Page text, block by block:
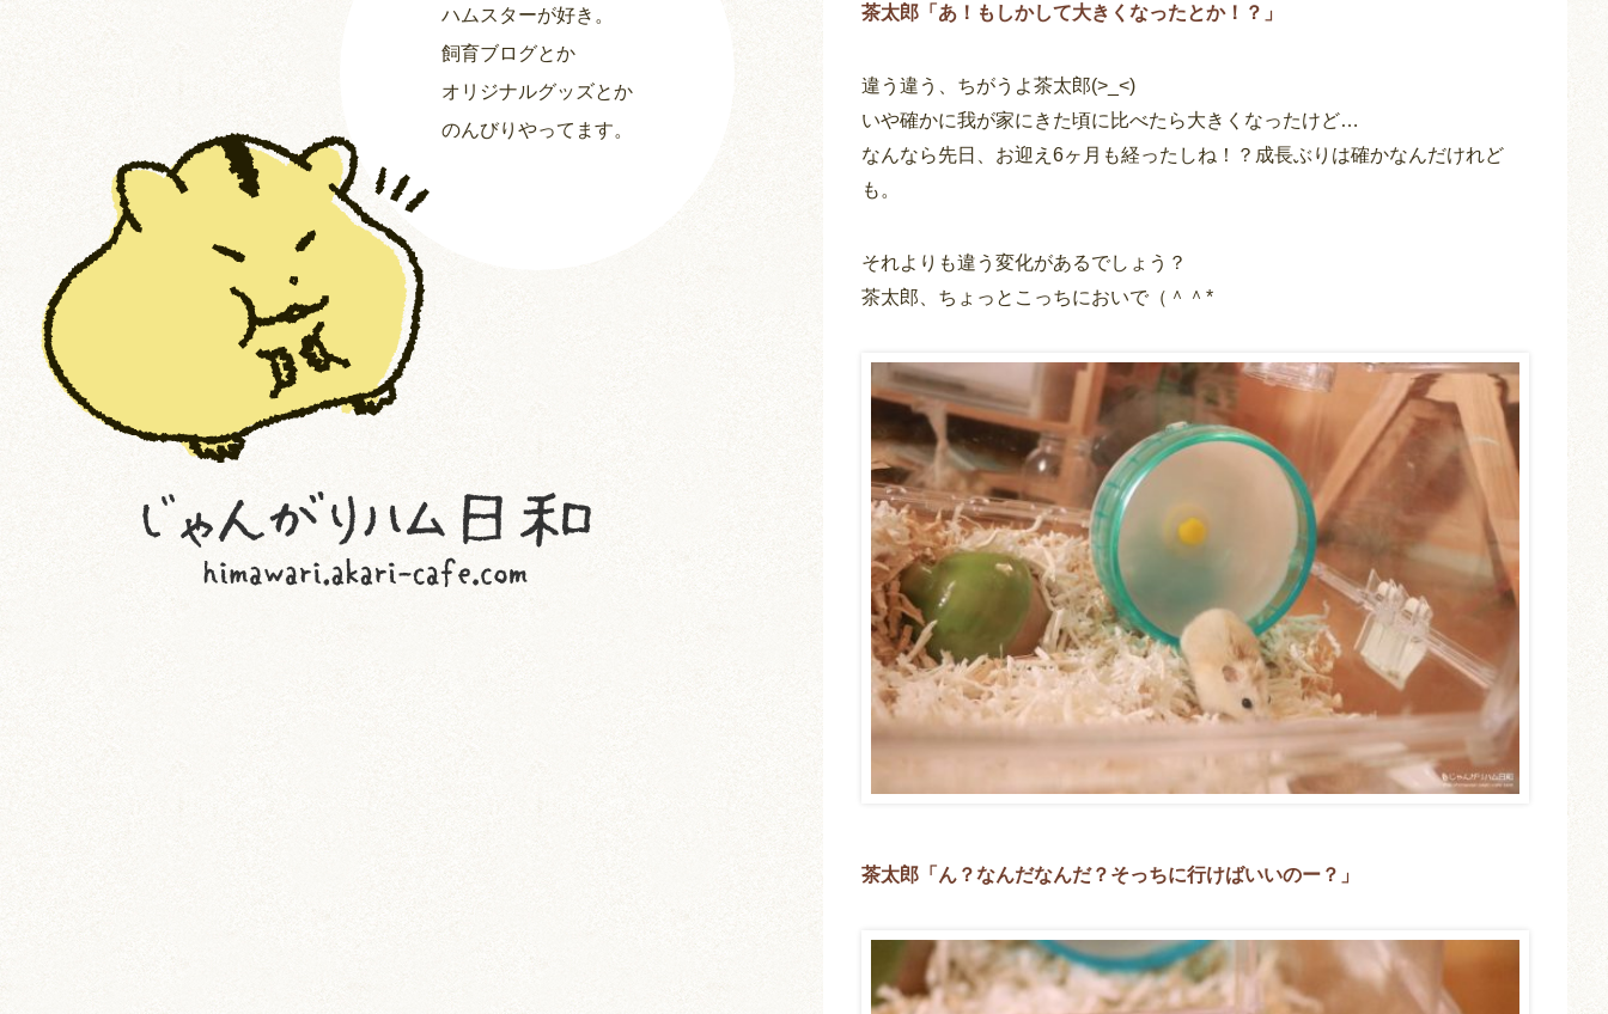
ハムスターが好き。
飼育ブログとか
オリジナルグッズとか
のんびりやってます。
茶太郎「あ！もしかして大きくなったとか！？」
違う違う、ちがうよ茶太郎(>_<)
いや確かに我が家にきた頃に比べたら大きくなったけど…
なんなら先日、お迎え6ヶ月も経ったしね！？成長ぶりは確かなんだけれど
も。
それよりも違う変化があるでしょう？
茶太郎、ちょっとこっちにおいで（＾＾*
茶太郎「ん？なんだなんだ？そっちに行けばいいのー？」